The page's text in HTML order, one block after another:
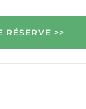
RÉSERVE >>